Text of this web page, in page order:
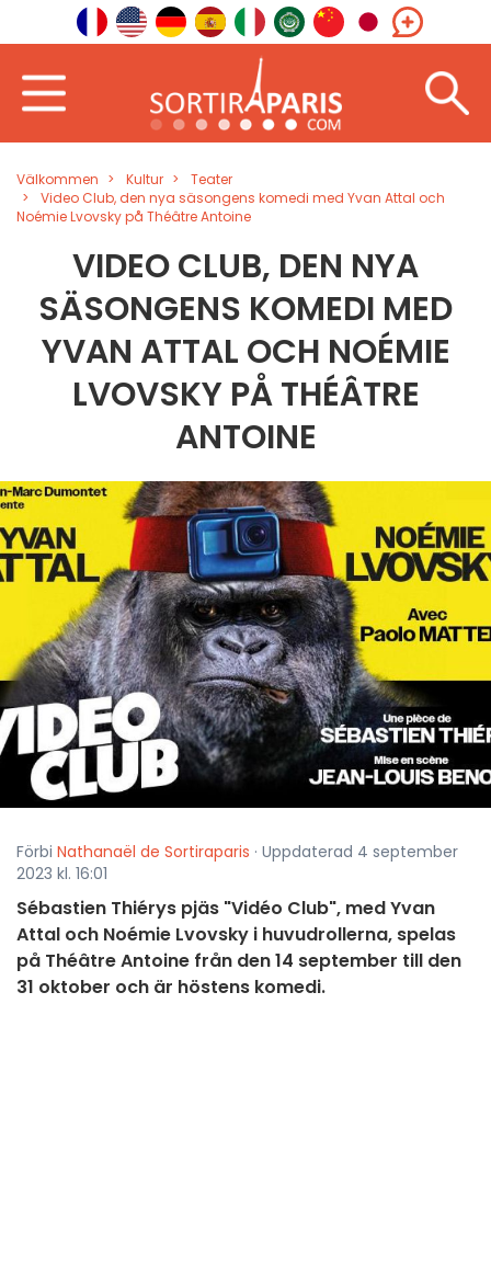
Välkommen Kultur
Teater
Video Club, den nya säsongens komedi med Yvan Attal och
Noémie Lvovsky på Théâtre Antoine
VIDEO CLUB, DEN NYA
SÄSONGENS KOMEDI MED
YVAN ATTAL OCH NOÉMIE
LVOVSKY PÅ THÉÂTRE
ANTOINE
Förbi Nathanaël de Sortiraparis · Uppdaterad 4 september
2023 kl. 16:01
Sébastien Thiérys pjäs "Vidéo Club", med Yvan
Attal och Noémie Lvovsky i huvudrollerna, spelas
på Théâtre Antoine från den 14 september till den
31 oktober och är höstens komedi.